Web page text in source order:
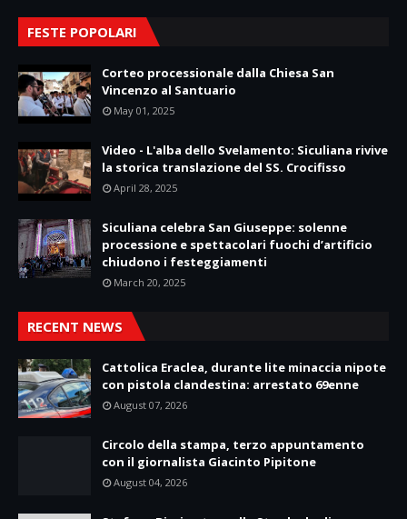
FESTE POPOLARI
Corteo processionale dalla Chiesa San
Vincenzo al Santuario
May 01, 2025
Video - L'alba dello Svelamento: Siculiana rivive
la storica translazione del SS. Crocifisso
April 28, 2025
Siculiana celebra San Giuseppe: solenne
processione e spettacolari fuochi d’artificio
chiudono i festeggiamenti
March 20, 2025
RECENT NEWS
Cattolica Eraclea, durante lite minaccia nipote
con pistola clandestina: arrestato 69enne
August 07, 2026
Circolo della stampa, terzo appuntamento
con il giornalista Giacinto Pipitone
August 04, 2026